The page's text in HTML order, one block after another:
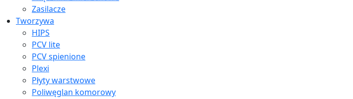
Zasilacze
Tworzywa
HIPS
PCV lite
PCV spienione
Plexi
Płyty warstwowe
Poliwęglan komorowy